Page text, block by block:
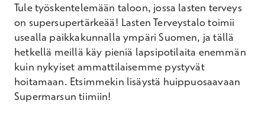
Tule työskentelemään taloon, jossa lasten terveys
on supersupertärkeää! Lasten Terveystalo toimii
usealla paikkakunnalla ympäri Suomen, ja tällä
hetkellä meillä käy pieniä lapsipotilaita enemmän
kuin nykyiset ammattilaisemme pystyvät
hoitamaan. Etsimmekin lisäystä huippuosaavaan
Supermarsun tiimiin!